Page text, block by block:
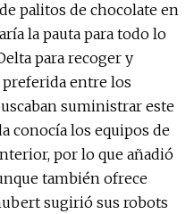
palitos de chocolate en
la pauta para todo lo
para recoger y
entre los
suministrar este
conocía los equipos de
por lo que añadió
también ofrece
sugirió sus robots